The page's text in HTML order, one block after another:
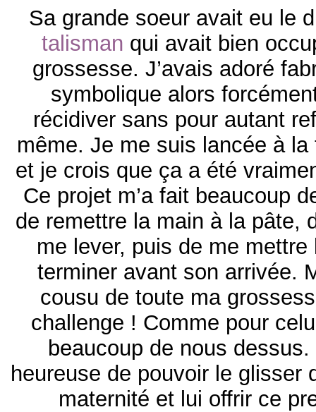
Sa grande soeur avait eu le
talisman qui avait bien
grossesse. J’avais adoré
symbolique alors
récidiver sans pour autant
même. Je me suis lancée à
et je crois que ça a été
Ce projet m’a fait beaucoup
de remettre la main à la pâte,
me lever, puis de me
terminer avant son arrivée.
cousu de toute ma
challenge ! Comme pour
beaucoup de nous dessus.
heureuse de pouvoir le glisser
maternité et lui offrir ce